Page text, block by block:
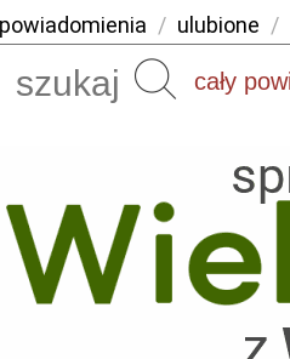
powiadomienia / ulubione /
Szukaj